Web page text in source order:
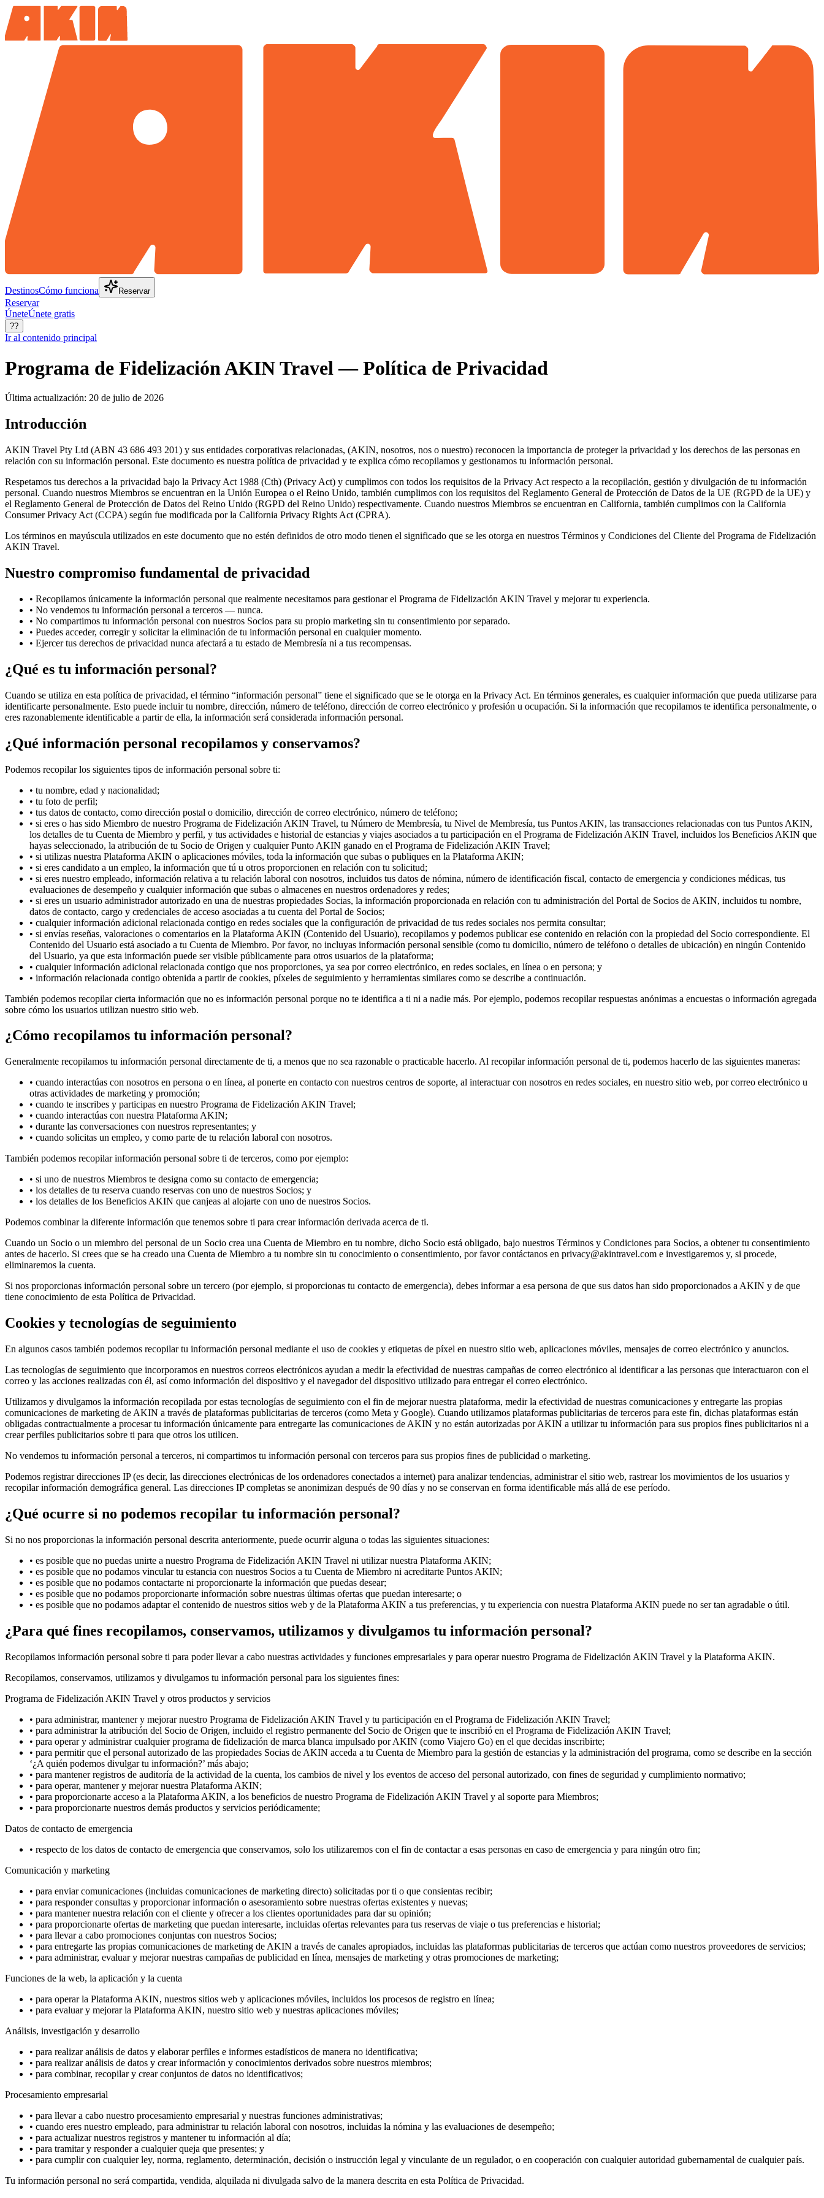
DestinosCómo funciona Reservar
Reservar
ÚneteÚnete gratis
??
Ir al contenido principal
Programa de Fidelización AKIN Travel — Política de Privacidad
Última actualización: 20 de julio de 2026
Introducción
AKIN Travel Pty Ltd (ABN 43 686 493 201) y sus entidades corporativas relacionadas, (AKIN, nosotros, nos o nuestro) reconocen la importancia de proteger la privacidad y los derechos de las personas en
relación con su información personal. Este documento es nuestra política de privacidad y te explica cómo recopilamos y gestionamos tu información personal.
Respetamos tus derechos a la privacidad bajo la Privacy Act 1988 (Cth) (Privacy Act) y cumplimos con todos los requisitos de la Privacy Act respecto a la recopilación, gestión y divulgación de tu información
personal. Cuando nuestros Miembros se encuentran en la Unión Europea o el Reino Unido, también cumplimos con los requisitos del Reglamento General de Protección de Datos de la UE (RGPD de la UE) y
el Reglamento General de Protección de Datos del Reino Unido (RGPD del Reino Unido) respectivamente. Cuando nuestros Miembros se encuentran en California, también cumplimos con la California
Consumer Privacy Act (CCPA) según fue modificada por la California Privacy Rights Act (CPRA).
Los términos en mayúscula utilizados en este documento que no estén definidos de otro modo tienen el significado que se les otorga en nuestros Términos y Condiciones del Cliente del Programa de Fidelización
AKIN Travel.
Nuestro compromiso fundamental de privacidad
• Recopilamos únicamente la información personal que realmente necesitamos para gestionar el Programa de Fidelización AKIN Travel y mejorar tu experiencia.
• No vendemos tu información personal a terceros — nunca.
• No compartimos tu información personal con nuestros Socios para su propio marketing sin tu consentimiento por separado.
• Puedes acceder, corregir y solicitar la eliminación de tu información personal en cualquier momento.
• Ejercer tus derechos de privacidad nunca afectará a tu estado de Membresía ni a tus recompensas.
¿Qué es tu información personal?
Cuando se utiliza en esta política de privacidad, el término “información personal” tiene el significado que se le otorga en la Privacy Act. En términos generales, es cualquier información que pueda utilizarse para
identificarte personalmente. Esto puede incluir tu nombre, dirección, número de teléfono, dirección de correo electrónico y profesión u ocupación. Si la información que recopilamos te identifica personalmente, o
eres razonablemente identificable a partir de ella, la información será considerada información personal.
¿Qué información personal recopilamos y conservamos?
Podemos recopilar los siguientes tipos de información personal sobre ti:
• tu nombre, edad y nacionalidad;
• tu foto de perfil;
• tus datos de contacto, como dirección postal o domicilio, dirección de correo electrónico, número de teléfono;
• si eres o has sido Miembro de nuestro Programa de Fidelización AKIN Travel, tu Número de Membresía, tu Nivel de Membresía, tus Puntos AKIN, las transacciones relacionadas con tus Puntos AKIN,
los detalles de tu Cuenta de Miembro y perfil, y tus actividades e historial de estancias y viajes asociados a tu participación en el Programa de Fidelización AKIN Travel, incluidos los Beneficios AKIN que
hayas seleccionado, la atribución de tu Socio de Origen y cualquier Punto AKIN ganado en el Programa de Fidelización AKIN Travel;
• si utilizas nuestra Plataforma AKIN o aplicaciones móviles, toda la información que subas o publiques en la Plataforma AKIN;
• si eres candidato a un empleo, la información que tú u otros proporcionen en relación con tu solicitud;
• si eres nuestro empleado, información relativa a tu relación laboral con nosotros, incluidos tus datos de nómina, número de identificación fiscal, contacto de emergencia y condiciones médicas, tus
evaluaciones de desempeño y cualquier información que subas o almacenes en nuestros ordenadores y redes;
• si eres un usuario administrador autorizado en una de nuestras propiedades Socias, la información proporcionada en relación con tu administración del Portal de Socios de AKIN, incluidos tu nombre,
datos de contacto, cargo y credenciales de acceso asociadas a tu cuenta del Portal de Socios;
• cualquier información adicional relacionada contigo en redes sociales que la configuración de privacidad de tus redes sociales nos permita consultar;
• si envías reseñas, valoraciones o comentarios en la Plataforma AKIN (Contenido del Usuario), recopilamos y podemos publicar ese contenido en relación con la propiedad del Socio correspondiente. El
Contenido del Usuario está asociado a tu Cuenta de Miembro. Por favor, no incluyas información personal sensible (como tu domicilio, número de teléfono o detalles de ubicación) en ningún Contenido
del Usuario, ya que esta información puede ser visible públicamente para otros usuarios de la plataforma;
• cualquier información adicional relacionada contigo que nos proporciones, ya sea por correo electrónico, en redes sociales, en línea o en persona; y
• información relacionada contigo obtenida a partir de cookies, píxeles de seguimiento y herramientas similares como se describe a continuación.
También podemos recopilar cierta información que no es información personal porque no te identifica a ti ni a nadie más. Por ejemplo, podemos recopilar respuestas anónimas a encuestas o información agregada
sobre cómo los usuarios utilizan nuestro sitio web.
¿Cómo recopilamos tu información personal?
Generalmente recopilamos tu información personal directamente de ti, a menos que no sea razonable o practicable hacerlo. Al recopilar información personal de ti, podemos hacerlo de las siguientes maneras:
• cuando interactúas con nosotros en persona o en línea, al ponerte en contacto con nuestros centros de soporte, al interactuar con nosotros en redes sociales, en nuestro sitio web, por correo electrónico u
otras actividades de marketing y promoción;
• cuando te inscribes y participas en nuestro Programa de Fidelización AKIN Travel;
• cuando interactúas con nuestra Plataforma AKIN;
• durante las conversaciones con nuestros representantes; y
• cuando solicitas un empleo, y como parte de tu relación laboral con nosotros.
También podemos recopilar información personal sobre ti de terceros, como por ejemplo:
• si uno de nuestros Miembros te designa como su contacto de emergencia;
• los detalles de tu reserva cuando reservas con uno de nuestros Socios; y
• los detalles de los Beneficios AKIN que canjeas al alojarte con uno de nuestros Socios.
Podemos combinar la diferente información que tenemos sobre ti para crear información derivada acerca de ti.
Cuando un Socio o un miembro del personal de un Socio crea una Cuenta de Miembro en tu nombre, dicho Socio está obligado, bajo nuestros Términos y Condiciones para Socios, a obtener tu consentimiento
antes de hacerlo. Si crees que se ha creado una Cuenta de Miembro a tu nombre sin tu conocimiento o consentimiento, por favor contáctanos en privacy@akintravel.com e investigaremos y, si procede,
eliminaremos la cuenta.
Si nos proporcionas información personal sobre un tercero (por ejemplo, si proporcionas tu contacto de emergencia), debes informar a esa persona de que sus datos han sido proporcionados a AKIN y de que
tiene conocimiento de esta Política de Privacidad.
Cookies y tecnologías de seguimiento
En algunos casos también podemos recopilar tu información personal mediante el uso de cookies y etiquetas de píxel en nuestro sitio web, aplicaciones móviles, mensajes de correo electrónico y anuncios.
Las tecnologías de seguimiento que incorporamos en nuestros correos electrónicos ayudan a medir la efectividad de nuestras campañas de correo electrónico al identificar a las personas que interactuaron con el
correo y las acciones realizadas con él, así como información del dispositivo y el navegador del dispositivo utilizado para entregar el correo electrónico.
Utilizamos y divulgamos la información recopilada por estas tecnologías de seguimiento con el fin de mejorar nuestra plataforma, medir la efectividad de nuestras comunicaciones y entregarte las propias
comunicaciones de marketing de AKIN a través de plataformas publicitarias de terceros (como Meta y Google). Cuando utilizamos plataformas publicitarias de terceros para este fin, dichas plataformas están
obligadas contractualmente a procesar tu información únicamente para entregarte las comunicaciones de AKIN y no están autorizadas por AKIN a utilizar tu información para sus propios fines publicitarios ni a
crear perfiles publicitarios sobre ti para que otros los utilicen.
No vendemos tu información personal a terceros, ni compartimos tu información personal con terceros para sus propios fines de publicidad o marketing.
Podemos registrar direcciones IP (es decir, las direcciones electrónicas de los ordenadores conectados a internet) para analizar tendencias, administrar el sitio web, rastrear los movimientos de los usuarios y
recopilar información demográfica general. Las direcciones IP completas se anonimizan después de 90 días y no se conservan en forma identificable más allá de ese período.
¿Qué ocurre si no podemos recopilar tu información personal?
Si no nos proporcionas la información personal descrita anteriormente, puede ocurrir alguna o todas las siguientes situaciones:
• es posible que no puedas unirte a nuestro Programa de Fidelización AKIN Travel ni utilizar nuestra Plataforma AKIN;
• es posible que no podamos vincular tu estancia con nuestros Socios a tu Cuenta de Miembro ni acreditarte Puntos AKIN;
• es posible que no podamos contactarte ni proporcionarte la información que puedas desear;
• es posible que no podamos proporcionarte información sobre nuestras últimas ofertas que puedan interesarte; o
• es posible que no podamos adaptar el contenido de nuestros sitios web y de la Plataforma AKIN a tus preferencias, y tu experiencia con nuestra Plataforma AKIN puede no ser tan agradable o útil.
¿Para qué fines recopilamos, conservamos, utilizamos y divulgamos tu información personal?
Recopilamos información personal sobre ti para poder llevar a cabo nuestras actividades y funciones empresariales y para operar nuestro Programa de Fidelización AKIN Travel y la Plataforma AKIN.
Recopilamos, conservamos, utilizamos y divulgamos tu información personal para los siguientes fines:
Programa de Fidelización AKIN Travel y otros productos y servicios
• para administrar, mantener y mejorar nuestro Programa de Fidelización AKIN Travel y tu participación en el Programa de Fidelización AKIN Travel;
• para administrar la atribución del Socio de Origen, incluido el registro permanente del Socio de Origen que te inscribió en el Programa de Fidelización AKIN Travel;
• para operar y administrar cualquier programa de fidelización de marca blanca impulsado por AKIN (como Viajero Go) en el que decidas inscribirte;
• para permitir que el personal autorizado de las propiedades Socias de AKIN acceda a tu Cuenta de Miembro para la gestión de estancias y la administración del programa, como se describe en la sección
‘¿A quién podemos divulgar tu información?’ más abajo;
• para mantener registros de auditoría de la actividad de la cuenta, los cambios de nivel y los eventos de acceso del personal autorizado, con fines de seguridad y cumplimiento normativo;
• para operar, mantener y mejorar nuestra Plataforma AKIN;
• para proporcionarte acceso a la Plataforma AKIN, a los beneficios de nuestro Programa de Fidelización AKIN Travel y al soporte para Miembros;
• para proporcionarte nuestros demás productos y servicios periódicamente;
Datos de contacto de emergencia
• respecto de los datos de contacto de emergencia que conservamos, solo los utilizaremos con el fin de contactar a esas personas en caso de emergencia y para ningún otro fin;
Comunicación y marketing
• para enviar comunicaciones (incluidas comunicaciones de marketing directo) solicitadas por ti o que consientas recibir;
• para responder consultas y proporcionar información o asesoramiento sobre nuestras ofertas existentes y nuevas;
• para mantener nuestra relación con el cliente y ofrecer a los clientes oportunidades para dar su opinión;
• para proporcionarte ofertas de marketing que puedan interesarte, incluidas ofertas relevantes para tus reservas de viaje o tus preferencias e historial;
• para llevar a cabo promociones conjuntas con nuestros Socios;
• para entregarte las propias comunicaciones de marketing de AKIN a través de canales apropiados, incluidas las plataformas publicitarias de terceros que actúan como nuestros proveedores de servicios;
• para administrar, evaluar y mejorar nuestras campañas de publicidad en línea, mensajes de marketing y otras promociones de marketing;
Funciones de la web, la aplicación y la cuenta
• para operar la Plataforma AKIN, nuestros sitios web y aplicaciones móviles, incluidos los procesos de registro en línea;
• para evaluar y mejorar la Plataforma AKIN, nuestro sitio web y nuestras aplicaciones móviles;
Análisis, investigación y desarrollo
• para realizar análisis de datos y elaborar perfiles e informes estadísticos de manera no identificativa;
• para realizar análisis de datos y crear información y conocimientos derivados sobre nuestros miembros;
• para combinar, recopilar y crear conjuntos de datos no identificativos;
Procesamiento empresarial
• para llevar a cabo nuestro procesamiento empresarial y nuestras funciones administrativas;
• cuando eres nuestro empleado, para administrar tu relación laboral con nosotros, incluidas la nómina y las evaluaciones de desempeño;
• para actualizar nuestros registros y mantener tu información al día;
• para tramitar y responder a cualquier queja que presentes; y
• para cumplir con cualquier ley, norma, reglamento, determinación, decisión o instrucción legal y vinculante de un regulador, o en cooperación con cualquier autoridad gubernamental de cualquier país.
Tu información personal no será compartida, vendida, alquilada ni divulgada salvo de la manera descrita en esta Política de Privacidad.